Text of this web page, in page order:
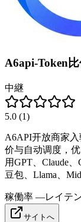
A6api-Token比
中継
5.0 (1)
A6API开放商家
价与自动调度，
用GPT、Claude、
豆包、Llama、
稼働率 —レイテ
サイトへ